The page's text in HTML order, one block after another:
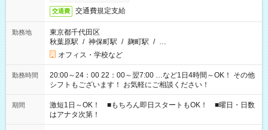
交通費 交通費規定支給
勤務地
東京都千代田区
秋葉原駅 / 神保町駅 / 麹町駅 / …
オフィス・学校など
勤務時間
20:00～24：00 22：00～翌7:00 …など1日4時間～OK！ その他
シフトもございます！ お気軽にご相談ください！
期間
激短1日～OK！ ■もちろん即日スタートもOK！ ■曜日・日数
はアナタ次第！